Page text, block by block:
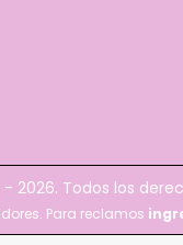
2026. Todos los
Para reclamos